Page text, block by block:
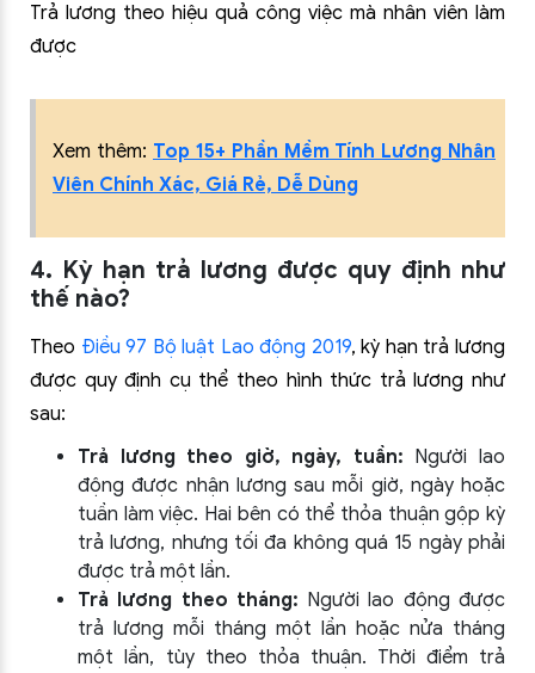
Trả lương theo hiệu quả công việc mà nhân viên làm
được
Xem thêm: Top 15+ Phần Mềm Tính Lương Nhân
Viên Chính Xác, Giá Rẻ, Dễ Dùng
4. Kỳ hạn trả lương được quy định như
thế nào?
Theo Điều 97 Bộ luật Lao động 2019, kỳ hạn trả lương
được quy định cụ thể theo hình thức trả lương như
sau:
Trả lương theo giờ, ngày, tuần: Người lao
động được nhận lương sau mỗi giờ, ngày hoặc
tuần làm việc. Hai bên có thể thỏa thuận gộp kỳ
trả lương, nhưng tối đa không quá 15 ngày phải
được trả một lần.
Trả lương theo tháng: Người lao động được
trả lương mỗi tháng một lần hoặc nửa tháng
một lần, tùy theo thỏa thuận. Thời điểm trả